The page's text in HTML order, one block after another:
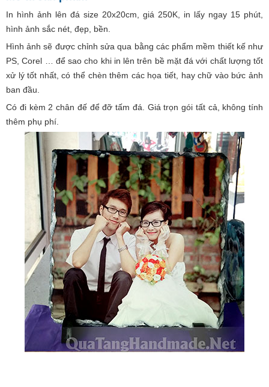
In hình ảnh lên đá size 20x20cm, giá 250K, in lấy ngay 15 phút,
hình ảnh sắc nét, đẹp, bền.
Hình ảnh sẽ được chỉnh sửa qua bằng các phẩm mềm thiết kế như
PS, Corel … để sao cho khi in lên trên bề mặt đá với chất lượng tốt
xử lý tốt nhất, có thể chèn thêm các họa tiết, hay chữ vào bức ảnh
ban đầu.
Có đi kèm 2 chân đế để đỡ tấm đá. Giá trọn gói tất cả, không tính
thêm phụ phí.